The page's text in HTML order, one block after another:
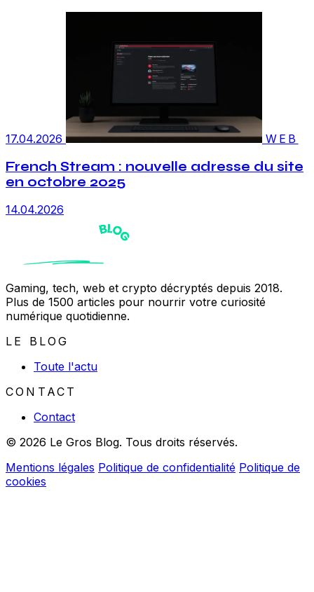
17.04.2026 WEB
French Stream : nouvelle adresse du site
en octobre 2025
14.04.2026
Gaming, tech, web et crypto décryptés depuis 2018.
Plus de 1500 articles pour nourrir votre curiosité
numérique quotidienne.
LE BLOG
Toute l'actu
CONTACT
Contact
© 2026 Le Gros Blog. Tous droits réservés.
Mentions légales Politique de confidentialité Politique de
cookies